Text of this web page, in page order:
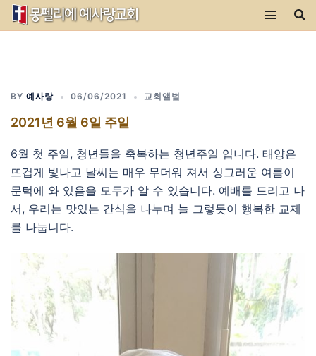
Skip
BY 예사랑 06/06/2021 교회앨범
2021년 6월 6일 주일
6월 첫 주일, 청년들을 축복하는 청년주일 입니다. 태양은
뜨겁게 빛나고 날씨는 매우 무더워 져서 싱그러운 여름이
문턱에 와 있음을 모두가 알 수 있습니다. 예배를 드리고 나
서, 우리는 맛있는 간식을 나누며 늘 그렇듯이 행복한 교제
를 나눕니다.